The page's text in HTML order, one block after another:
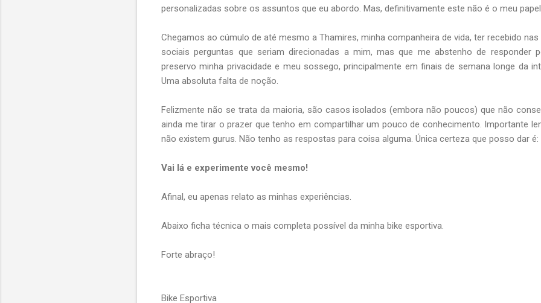
personalizadas sobre os assuntos que eu abordo. Mas, definitivamente este não é o meu
Chegamos ao cúmulo de até mesmo a Thamires, minha companheira de vida, ter recebido nas
sociais perguntas que seriam direcionadas a mim, mas que me abstenho de responder
preservo minha privacidade e meu sossego, principalmente em finais de semana longe da
Uma absoluta falta de noção.
Felizmente não se trata da maioria, são casos isolados (embora não poucos) que não
ainda me tirar o prazer que tenho em compartilhar um pouco de conhecimento. Importante
não existem gurus. Não tenho as respostas para coisa alguma. Única certeza que posso dar é:
Vai lá e experimente você mesmo!
Afinal, eu apenas relato as minhas experiências.
Abaixo ficha técnica o mais completa possível da minha bike esportiva.
Forte abraço!
Bike Esportiva